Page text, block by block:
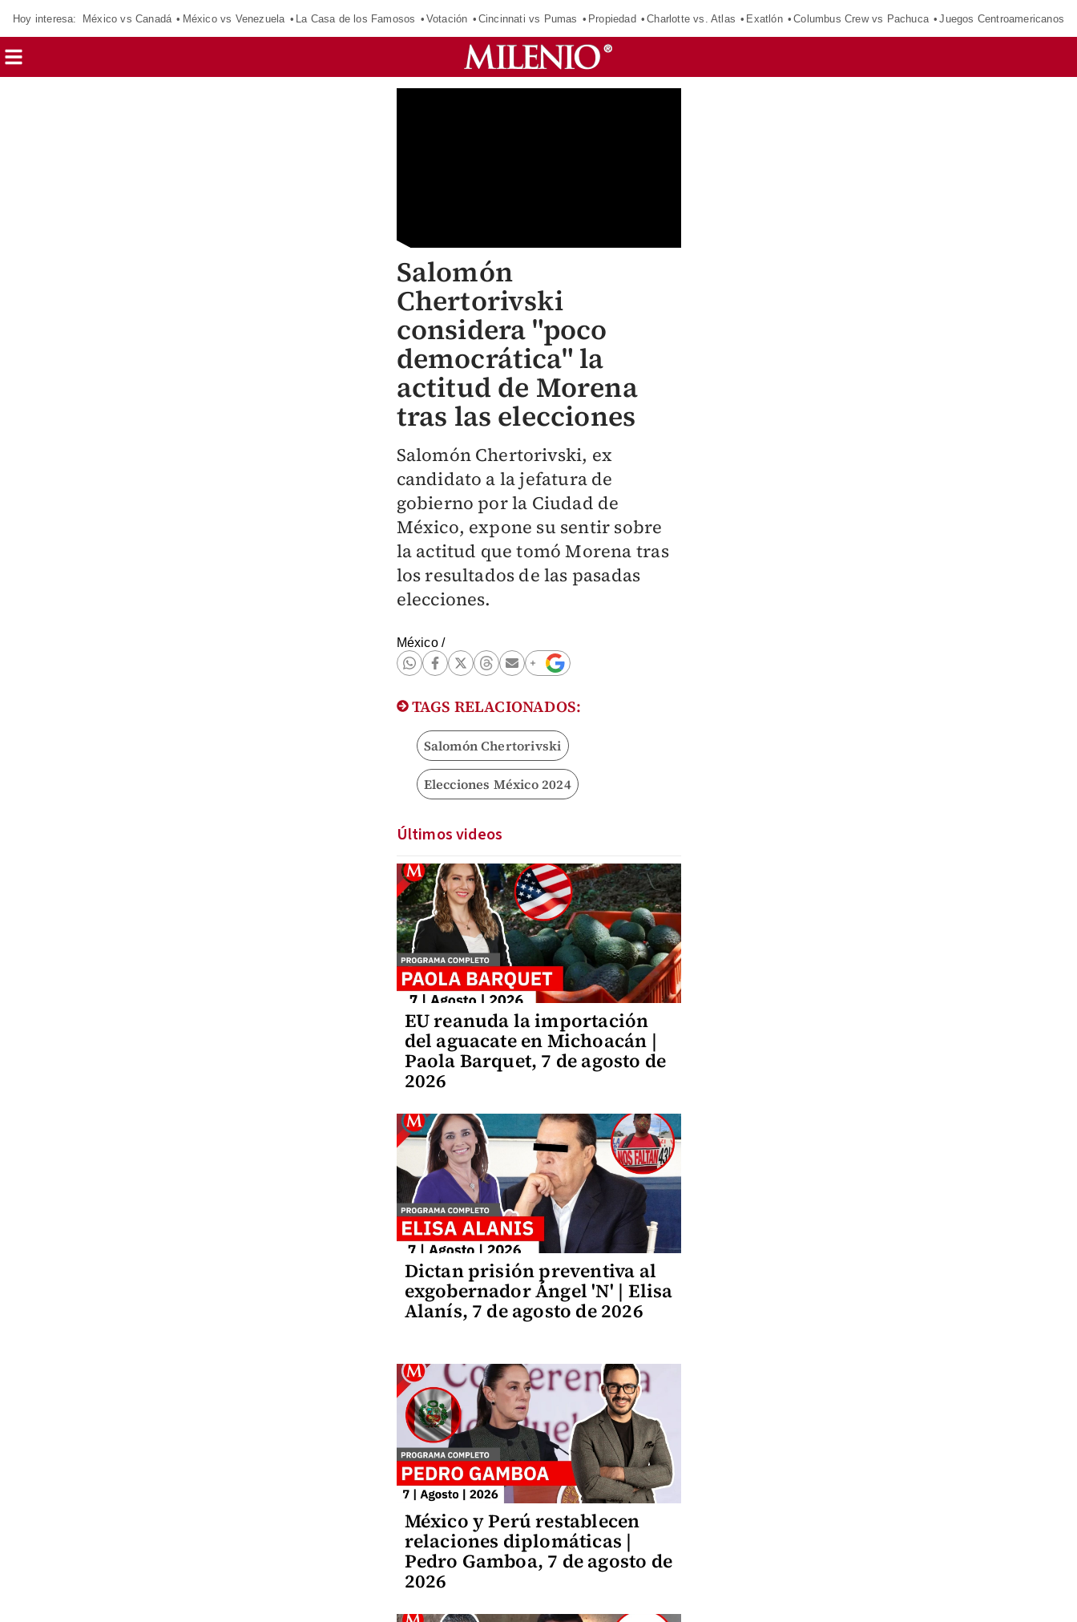
Hoy interesa: México vs Canadá México vs Venezuela La Casa de los Famosos Votación Cincinnati vs Pumas Propiedad Charlotte vs. Atlas Exatlón Columbus Crew vs Pachuca Juegos Centroamericanos
Salomón
Chertorivski
considera "poco
democrática" la
actitud de Morena
tras las elecciones
Salomón Chertorivski, ex
candidato a la jefatura de
gobierno por la Ciudad de
México, expone su sentir sobre
la actitud que tomó Morena tras
los resultados de las pasadas
elecciones.
México/
TAGS RELACIONADOS:
Salomón Chertorivski
Elecciones México 2024
Últimos videos
EU reanuda la importación
del aguacate en Michoacán |
Paola Barquet, 7 de agosto de
2026
Dictan prisión preventiva al
exgobernador Ángel 'N' | Elisa
Alanís, 7 de agosto de 2026
México y Perú restablecen
relaciones diplomáticas |
Pedro Gamboa, 7 de agosto de
2026